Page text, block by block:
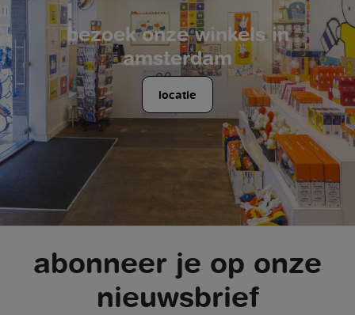
bezoek onze winkels in
amsterdam
locatie
abonneer je op onze
nieuwsbrief